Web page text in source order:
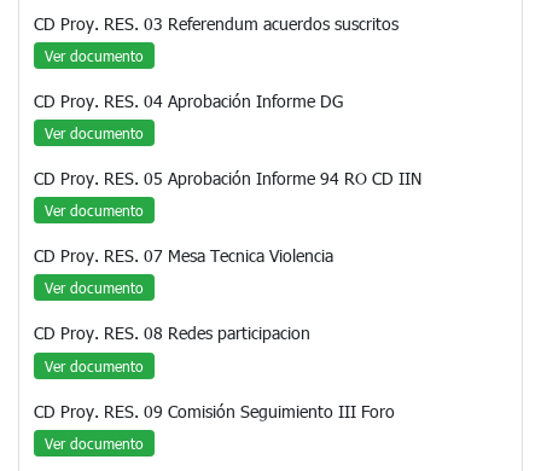
CD Proy. RES. 03 Referendum acuerdos suscritos
Ver documento
CD Proy. RES. 04 Aprobación Informe DG
Ver documento
CD Proy. RES. 05 Aprobación Informe 94 RO CD IIN
Ver documento
CD Proy. RES. 07 Mesa Tecnica Violencia
Ver documento
CD Proy. RES. 08 Redes participacion
Ver documento
CD Proy. RES. 09 Comisión Seguimiento III Foro
Ver documento